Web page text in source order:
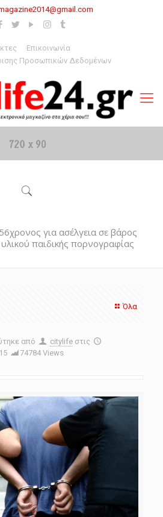
Επικοινωνία
Προσωπικών Δεδομένων
για ασέλγεια σε βάρος
παιδικής πορνογραφίας
Όλα
από citylife στις
74784 Views